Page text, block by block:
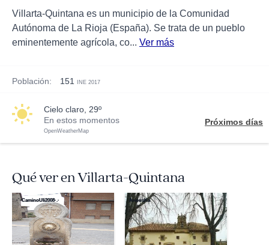
Villarta-Quintana es un municipio de la Comunidad
Autónoma de La Rioja (España). Se trata de un pueblo
eminentemente agrícola, co... Ver más
Población: 151 INE 2017
cielo claro, 29º
En estos momentos
OpenWeatherMap
Próximos días
Qué ver en Villarta-Quintana
·˙·CaminoUli2008·.· AnousKa